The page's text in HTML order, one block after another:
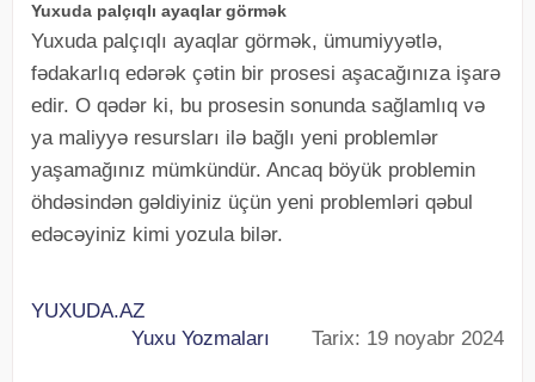
Yuxuda palçıqlı ayaqlar görmək
Yuxuda palçıqlı ayaqlar görmək, ümumiyyətlə,
fədakarlıq edərək çətin bir prosesi aşacağınıza işarə
edir. O qədər ki, bu prosesin sonunda sağlamlıq və
ya maliyyə resursları ilə bağlı yeni problemlər
yaşamağınız mümkündür. Ancaq böyük problemin
öhdəsindən gəldiyiniz üçün yeni problemləri qəbul
edəcəyiniz kimi yozula bilər.
YUXUDA.AZ
Yuxu Yozmaları Tarix: 19 noyabr 2024